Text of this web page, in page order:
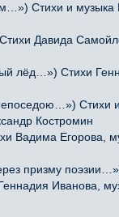
Стихи и
Давида
лёд…») Стихи
Стихи
Костромин
Вадима Егорова,
призму
Иванова,